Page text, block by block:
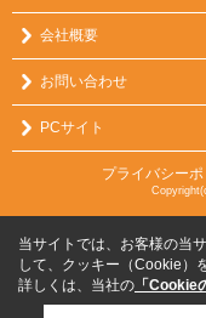
会社概要
お問い合わせ
PCサイト
プライバシー
当サイトでは、お客様の当
して、クッキー（Cookie）
詳しくは、当社の 「Cookie